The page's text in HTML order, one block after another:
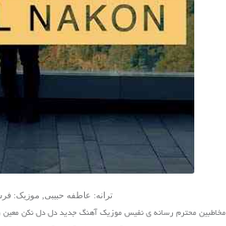
ترانه: عاطفه حبیبی, موزیک:
مخاطبین محترم رسانه ی نفیس موزیک آهنگ جدید دل دل نکن معین راهبر را در